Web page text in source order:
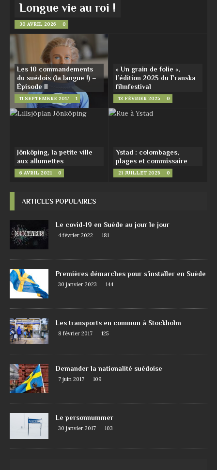
Longue vie au roi !
30 AVRIL 2026 0
Les 10 commandements
du suédois (la langue !) –
Épisode ΙΙ
11 SEPTEMBRE 2017 1
« Un grain de folie »,
l’édition 2025 du Franska
filmfestival
13 FÉVRIER 2025 0
Jönköping, la petite ville
aux allumettes
6 AVRIL 2021 0
Ystad : colombages,
plages et commissaire
21 JUILLET 2025 0
ARTICLES POPULAIRES
Le covid-19 en Suède au jour le jour
4 février 2022 181
Premières démarches pour s’installer en Suède
30 janvier 2023 144
Les transports en commun à Stockholm
8 février 2017 125
Demander la nationalité suédoise
7 juin 2017 109
Le personnummer
30 janvier 2017 103